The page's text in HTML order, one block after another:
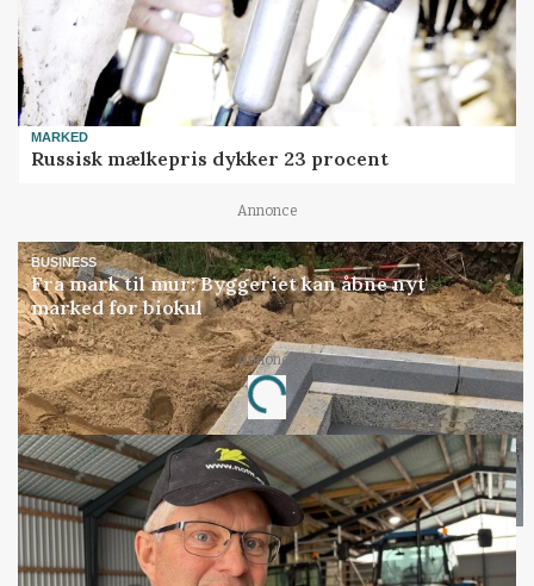
MARKED
Russisk mælkepris dykker 23 procent
Annonce
BUSINESS
Fra mark til mur: Byggeriet kan åbne nyt
marked for biokul
Annonce
Loading...